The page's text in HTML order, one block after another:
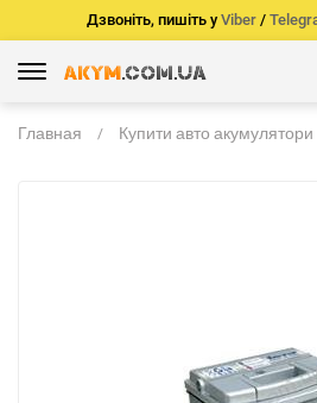
Дзвоніть, пишіть у Viber /
Главная Купити авто акумулятори